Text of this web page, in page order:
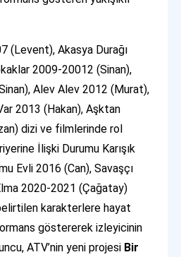
(Levent), Akasya Durağı
2009-20012 (Sinan),
Alev Alev 2012 (Murat),
2013 (Hakan), Aşktan
dizi ve filmlerinde rol
İlişki Durumu Karışık
Evli 2016 (Can), Savaşçı
2020-2021 (Çağatay)
karakterlere hayat
göstererek izleyicinin
ATV’nin yeni projesi Bir